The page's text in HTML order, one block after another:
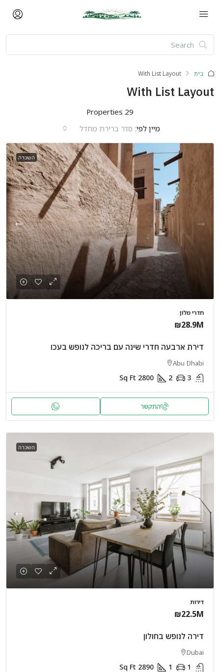
בית With List Layout
With List Layout
29 Properties
מיין לפי: סדר ברירת מחדל
השכרה
חדרי מלון
₪28.9M
דירת ארבעה חדרי שינה עם בריכה לנופש בעכו
Abu Dhabi
3
2
2800
Sq Ft
התקשר
השכרה
דירות
₪22.5M
דירה לנופש בחולון
Dubai
1
1
2890
Sq Ft